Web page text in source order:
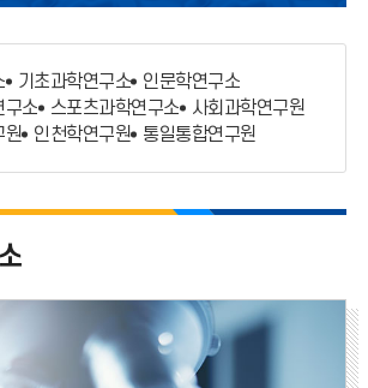
기초과학연구소
인문학연구소
구소
스포츠과학연구소
사회과학연구원
원
인천학연구원 통일통합연구원